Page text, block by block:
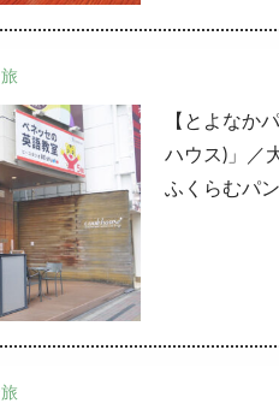
【とよなか
ハウス)」／
ふくらむパ